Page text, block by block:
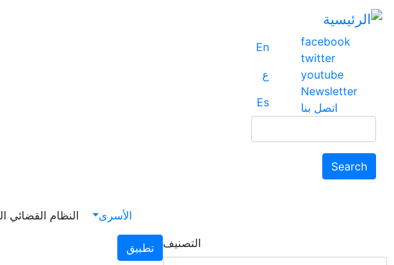
facebook
twitter
youtube
Newsletter
اتصل بنا
En
ع
Es
Search
Main navigation
الأسرى النظام القضائي
التصنيف
تطبيق